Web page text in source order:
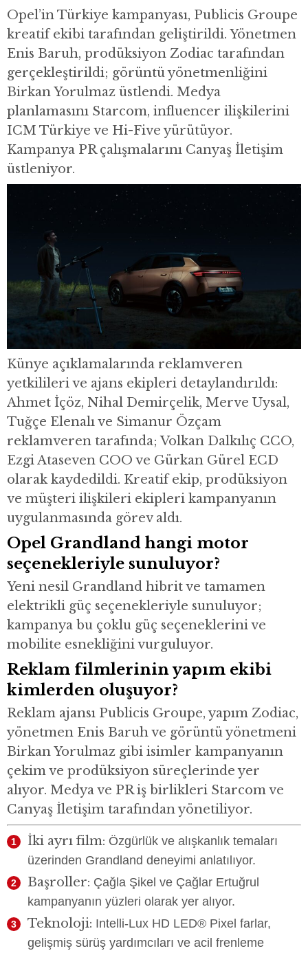
Opel’in Türkiye kampanyası, Publicis Groupe
kreatif ekibi tarafından geliştirildi. Yönetmen
Enis Baruh, prodüksiyon Zodiac tarafından
gerçekleştirildi; görüntü yönetmenliğini
Birkan Yorulmaz üstlendi. Medya
planlamasını Starcom, influencer ilişkilerini
ICM Türkiye ve Hi-Five yürütüyor.
Kampanya PR çalışmalarını Canyaş İletişim
üstleniyor.
Künye açıklamalarında reklamveren
yetkilileri ve ajans ekipleri detaylandırıldı:
Ahmet İçöz, Nihal Demirçelik, Merve Uysal,
Tuğçe Elenalı ve Simanur Özçam
reklamveren tarafında; Volkan Dalkılıç CCO,
Ezgi Ataseven COO ve Gürkan Gürel ECD
olarak kaydedildi. Kreatif ekip, prodüksiyon
ve müşteri ilişkileri ekipleri kampanyanın
uygulanmasında görev aldı.
Opel Grandland hangi motor
seçenekleriyle sunuluyor?
Yeni nesil Grandland hibrit ve tamamen
elektrikli güç seçenekleriyle sunuluyor;
kampanya bu çoklu güç seçeneklerini ve
mobilite esnekliğini vurguluyor.
Reklam filmlerinin yapım ekibi
kimlerden oluşuyor?
Reklam ajansı Publicis Groupe, yapım Zodiac,
yönetmen Enis Baruh ve görüntü yönetmeni
Birkan Yorulmaz gibi isimler kampanyanın
çekim ve prodüksiyon süreçlerinde yer
alıyor. Medya ve PR iş birlikleri Starcom ve
Canyaş İletişim tarafından yönetiliyor.
İki ayrı film: Özgürlük ve alışkanlık temaları
üzerinden Grandland deneyimi anlatılıyor.
Başroller: Çağla Şikel ve Çağlar Ertuğrul
kampanyanın yüzleri olarak yer alıyor.
Teknoloji: Intelli-Lux HD LED® Pixel farlar,
gelişmiş sürüş yardımcıları ve acil frenleme